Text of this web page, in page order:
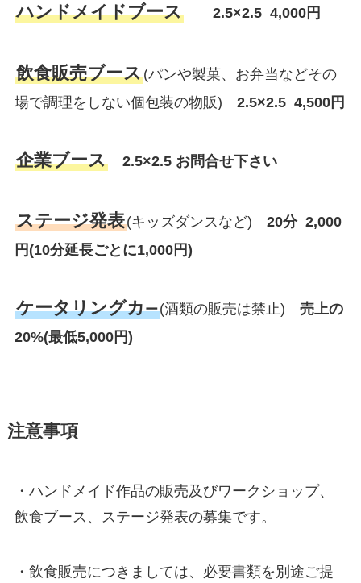
ハンドメイドブース 2.5×2.5 4,000円
飲食販売ブース(パンや製菓、お弁当などその
場で調理をしない個包装の物販) 2.5×2.5 4,500円
企業ブース2.5×2.5 お問合せ下さい
ステージ発表(キッズダンスなど) 20分 2,000
円(10分延長ごとに1,000円)
ケータリングカー(酒類の販売は禁止) 売上の
20%(最低5,000円)
注意事項
・ハンドメイド作品の販売及びワークショップ、
飲食ブース、ステージ発表の募集です。
・飲食販売につきましては、必要書類を別途ご提